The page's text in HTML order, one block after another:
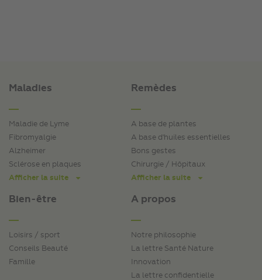
Maladies
Maladie de Lyme
Fibromyalgie
Alzheimer
Sclérose en plaques
Afficher la suite
Bien-être
Loisirs / sport
Conseils Beauté
Famille
Remèdes
A base de plantes
A base d'huiles essentielles
Bons gestes
Chirurgie / Hôpitaux
Afficher la suite
A propos
Notre philosophie
La lettre Santé Nature
Innovation
La lettre confidentielle